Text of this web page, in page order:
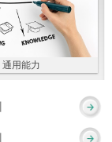
通用能力